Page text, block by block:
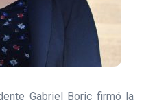
Gabriel Boric firmó la